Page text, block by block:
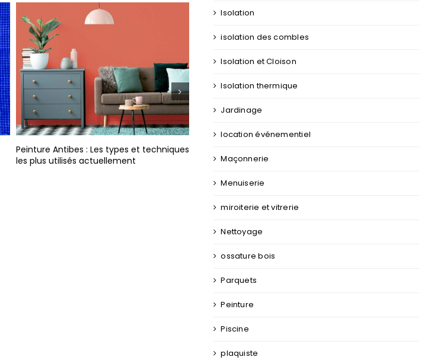
Peinture Antibes : Les types et techniques
les plus utilisés actuellement
Peintre Bouaye : couleurs tendance en
Isolation
isolation des combles
Isolation et Cloison
Isolation thermique
Jardinage
location événementiel
Maçonnerie
Menuiserie
miroiterie et vitrerie
Nettoyage
ossature bois
Parquets
Peinture
Piscine
plaquiste